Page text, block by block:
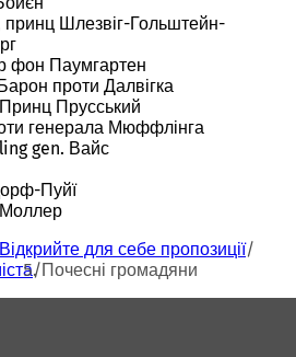
принц Шлезвіг-Гольштейн-
фон Паумгартен
проти Далвігка
Прусський
генерала Мюффлінга
gen. Вайс
Пуйї
Відкрийте для себе пропозиції
Почесні громадяни